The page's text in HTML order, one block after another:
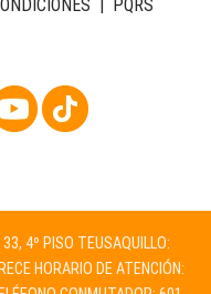
| PQRS
4º PISO TEUSAQUILLO:
HORARIO DE ATENCIÓN: